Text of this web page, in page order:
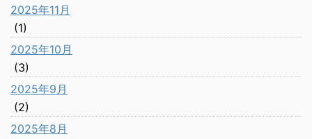
2025年11月
(1)
2025年10月
(3)
2025年9月
(2)
2025年8月